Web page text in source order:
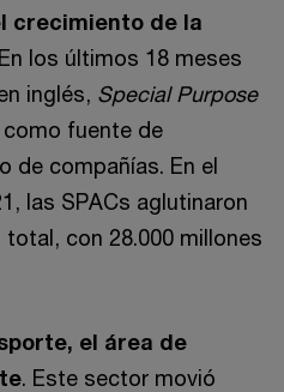
crecimiento de la
los últimos 18 meses
inglés, Special Purpose
fuente de
de compañías. En el
las SPACs aglutinaron
con 28.000 millones
el área de
. Este sector movió